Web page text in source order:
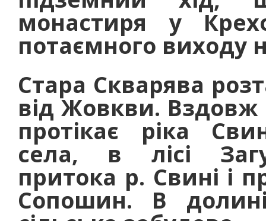
монастиря у
потаємного виходу
Стара Скварява
від Жовкви. Вздовж
протікає ріка
села, в лісі
притока р. Свині і
Сопошин. В